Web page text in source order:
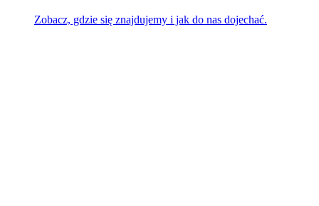
Zobacz, gdzie się znajdujemy i jak do nas dojechać.